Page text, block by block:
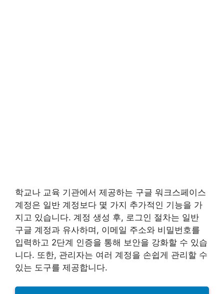
학교나 교육 기관에서 제공하는 구글 워크스페이스
계정은 일반 계정보다 몇 가지 추가적인 기능을 가
지고 있습니다. 계정 생성 후, 로그인 절차는 일반
구글 계정과 유사하며, 이메일 주소와 비밀번호를
입력하고 2단계 인증을 통해 보안을 강화할 수 있습
니다. 또한, 관리자는 여러 계정을 손쉽게 관리할 수
있는 도구를 제공합니다.